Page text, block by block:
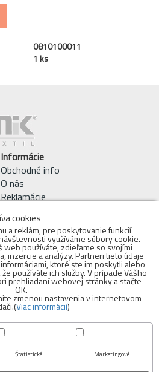
0810100011
1 ks
Informácie
Obchodné info
O nás
Reklamácie
Obchodné podmienky
s.r.o.
942 979
cookies
a reklám, pre poskytovanie funkcií
využíváme súbory cookie.
web používáte, zdieľame so svojími
inzercie a analýzy. Partneri tieto údaje
ktoré ste im poskytli alebo
používáte ich služby. V prípade Vášho
prehliadaní webovej stránky a stačte
OK.
zmenou nastavenia v internetovom
Viac informácií)
Štatistické Marketingové